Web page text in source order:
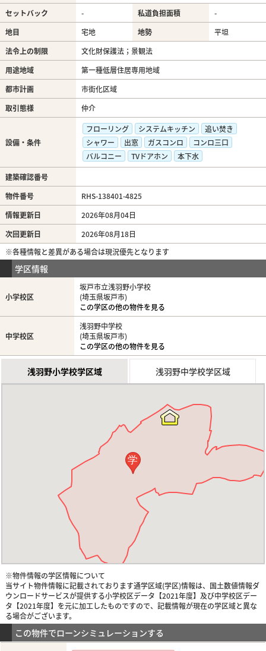
セットバック
- 私道負担面積
-
地目
宅地 地勢
平坦
法令上の制限
文化財保護法；景観法
用途地域
第一種低層住居専用地域
都市計画
市街化区域
取引態様
仲介
設備・条件
フローリング システムキッチン
追い焚き
シャワー
出窓 ガスコンロ
コンロ三口
バルコニー
TVドアホン 本下水
建築確認番号
物件番号
RHS-138401-4825
情報更新日
2026年08月04日
次回更新日
2026年08月18日
※各種情報と差異がある場合は現況優先となります
学区情報
小学校区
坂戸市立浅羽野小学校
(埼玉県坂戸市)
この学区の他の物件を見る
中学校区
浅羽野中学校
(埼玉県坂戸市)
この学区の他の物件を見る
浅羽野小学校学区域 浅羽野中学校学区域
学
※物件情報の学区情報について
当サイト物件情報に記載されております通学区域(学区)情報は、国土数値情報ダ
ウンロードサービスが提供する小学校区データ【2021年度】及び中学校区デー
タ【2021年度】を元に加工したものですので、記載情報が現在の学区域と異な
る場合がございます。
この物件でローンシミュレーションする